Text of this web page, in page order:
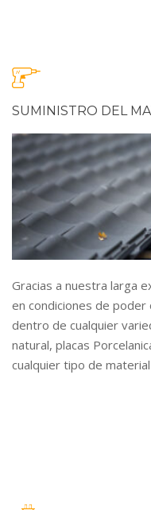
SUMINISTRO DEL
Gracias a nuestra larga
en condiciones de
dentro de cualquier
natural, placas
cualquier tipo de